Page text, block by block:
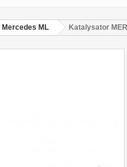
Mercedes ML Katalysator